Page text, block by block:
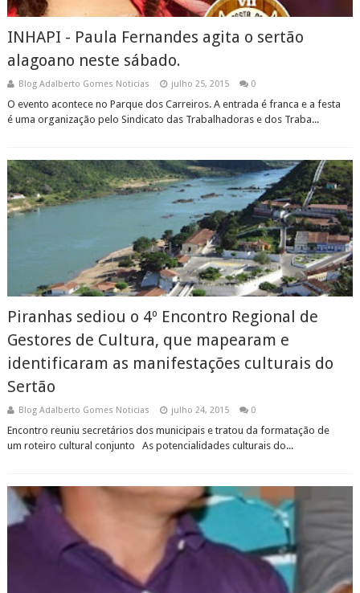
INHAPI - Paula Fernandes agita o sertão
alagoano neste sábado.
Blog Adalberto Gomes Noticias julho 25, 2015 0
O evento acontece no Parque dos Carreiros. A entrada é franca e a festa
é uma organização pelo Sindicato das Trabalhadoras e dos Traba...
Piranhas sediou o 4º Encontro Regional de
Gestores de Cultura, que mapearam e
identificaram as manifestações culturais do
Sertão
Blog Adalberto Gomes Noticias julho 24, 2015 0
Encontro reuniu secretários dos municipais e tratou da formatação de
um roteiro cultural conjunto As potencialidades culturais do...